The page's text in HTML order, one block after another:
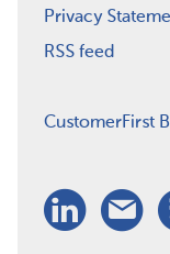
Privacy
RSS feed
CustomerFirst